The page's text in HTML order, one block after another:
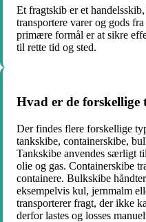
Et fragtskib er et
transportere varer og gods
primære formål er at sikre
til rette tid og sted.
Hvad er de forskellige
Der findes flere forskellige
tankskibe, containerskibe,
Tankskibe anvendes særligt
olie og gas. Containerskibe
containere. Bulkskibe
eksempelvis kul, jernmalm
transporterer fragt, der ikke
derfor lastes og losses